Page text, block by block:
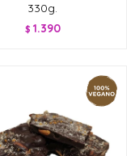
330g.
$ 1.390